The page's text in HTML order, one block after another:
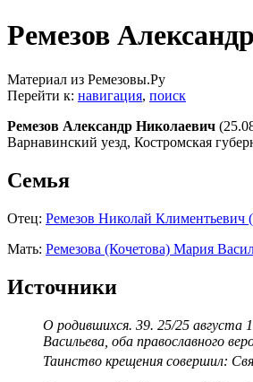
Ремезов
Материал из Ремезовы.Ру
Перейти к: навигация, поиск
Ремезов Александр Николаевич
Варнавинский уезд, Костромская
Семья
Отец: Ремезов Николай Климентьевич
Мать: Ремезова (Кочетова) Мария
Источники
О родившихся. 39. 25/25 августа
Васильева, оба православного
Таинство крещения совершил: